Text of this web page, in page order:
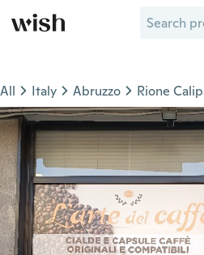
All Italy Abruzzo Rione